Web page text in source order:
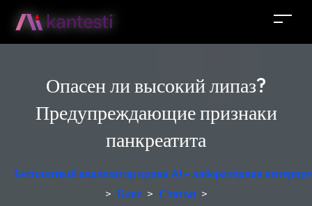
Опасен ли высокий липаз?
Предупреждающие признаки
панкреатита
Бесплатный анализатор крови AI – лабораторная
> Блог > Статьи >